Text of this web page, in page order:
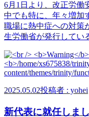
6月1日より、改正労働
中でも特に、年々増加
職場に熱中症への対策
生労働省が発行してい
2025.05.02投稿者 : yohei
新代表に就任しまし